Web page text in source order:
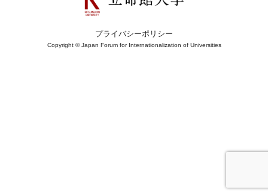
プライバシーポリシー
Copyright © Japan Forum for Internationalization of Universities